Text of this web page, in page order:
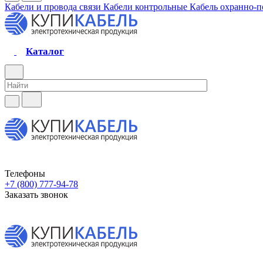
Кабели и провода связи Кабели контрольные Кабель охранно-
Каталог
Телефоны
+7 (800) 777-94-78
Заказать звонок